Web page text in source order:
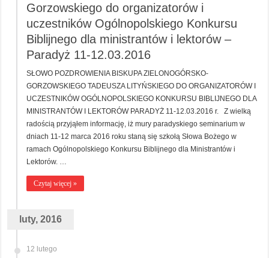
Gorzowskiego do organizatorów i
uczestników Ogólnopolskiego Konkursu
Biblijnego dla ministrantów i lektorów –
Paradyż 11-12.03.2016
SŁOWO POZDROWIENIA BISKUPA ZIELONOGÓRSKO-
GORZOWSKIEGO TADEUSZA LITYŃSKIEGO DO ORGANIZATORÓW I
UCZESTNIKÓW OGÓLNOPOLSKIEGO KONKURSU BIBLIJNEGO DLA
MINISTRANTÓW I LEKTORÓW PARADYŻ 11-12.03.2016 r. Z wielką
radością przyjąłem informację, iż mury paradyskiego seminarium w
dniach 11-12 marca 2016 roku staną się szkołą Słowa Bożego w
ramach Ogólnopolskiego Konkursu Biblijnego dla Ministrantów i
Lektorów. …
Czytaj więcej »
luty, 2016
12 lutego